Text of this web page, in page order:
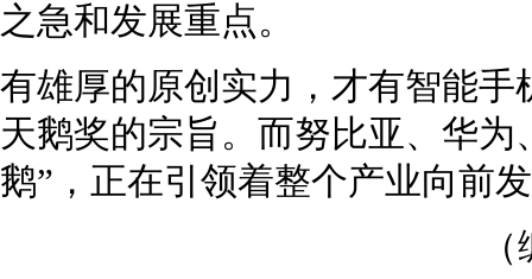
之急和发展重点。
有雄厚的原创实力，才有智能
天鹅奖的宗旨。而努比亚、华为
鹅”，正在引领着整个产业向前